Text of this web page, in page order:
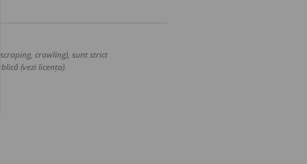
crawling), sunt strict
(vezi licența).